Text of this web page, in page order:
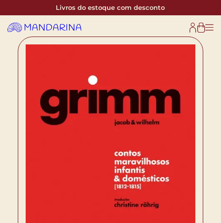
Livros do estoque com desconto